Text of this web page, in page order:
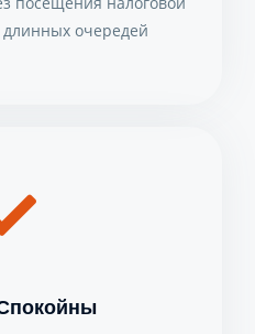
длинных очередей